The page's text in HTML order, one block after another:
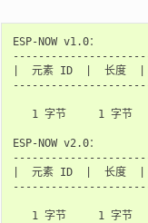
ESP-NOW v1.0：
|  元素 ID  |  长度
1 字节     1 字节
ESP-NOW v2.0：
|  元素 ID  |  长度